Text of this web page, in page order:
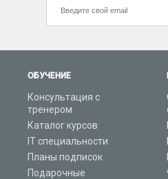
ОБУЧЕНИЕ
Консультация с
тренером
Каталог курсов
IT специальности
Планы подписок
Подарочные